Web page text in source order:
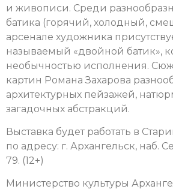
и живописи. Среди
батика (горячий, холодный,
арсенале художника
называемый «двойной батик»,
необычностью исполнения.
картин Романа Захарова
архитектурных пейзажей,
загадочных абстракций.
Выставка будет работать в
по адресу: г. Архангельск, наб.
79. (12+)
Министерство культуры